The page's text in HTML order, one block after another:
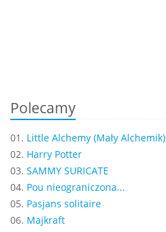
Polecamy
01. Little Alchemy (Mały Alchemik)
02. Harry Potter
03. SAMMY SURICATE
04. Pou nieograniczona...
05. Pasjans solitaire
06. Majkraft